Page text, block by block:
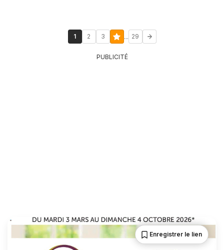
1 2 3 ... 29
PUBLICITÉ
Enregistrer le lien